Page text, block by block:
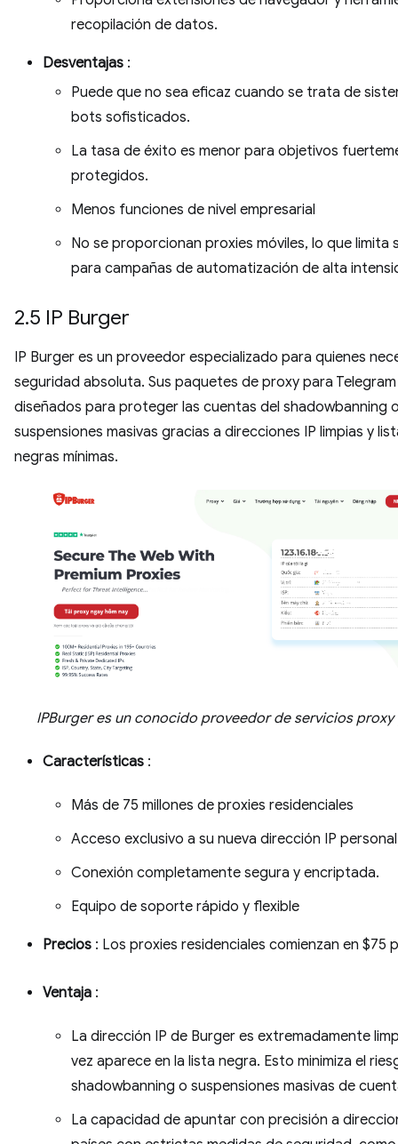
recopilación de datos.
Desventajas :
Puede que no sea eficaz cuando se trata de
bots sofisticados.
La tasa de éxito es menor para objetivos
protegidos.
Menos funciones de nivel empresarial
No se proporcionan proxies móviles, lo que limita
para campañas de automatización de alta
2.5 IP Burger
IP Burger es un proveedor especializado para quienes
seguridad absoluta. Sus paquetes de proxy para
diseñados para proteger las cuentas del shadowbanning
suspensiones masivas gracias a direcciones IP limpias y
negras mínimas.
IPBurger es un conocido proveedor de servicios proxy
Características :
Más de 75 millones de proxies residenciales
Acceso exclusivo a su nueva dirección IP
Conexión completamente segura y encriptada.
Equipo de soporte rápido y flexible
Precios : Los proxies residenciales comienzan en $75
Ventaja :
La dirección IP de Burger es extremadamente
vez aparece en la lista negra. Esto minimiza el
shadowbanning o suspensiones masivas de
La capacidad de apuntar con precisión a